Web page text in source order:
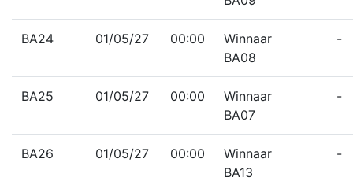
BA24 01/05/27 00:00
Winnaar
BA08
-
BA25 01/05/27 00:00
Winnaar
BA07
-
BA26 01/05/27 00:00
Winnaar
BA13
-